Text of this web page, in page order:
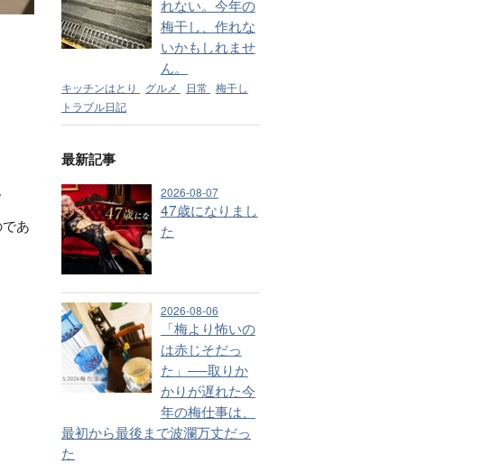
あ
れない。今年の
梅干し、作れな
いかもしれませ
ん。
キッチンはとり グルメ 日常 梅干し
トラブル日記
最新記事
2026-08-07
47歳になりまし
た
2026-08-06
「梅より怖いの
は赤じそだっ
た」──取りか
かりが遅れた今
年の梅仕事は、
最初から最後まで波瀾万丈だっ
た